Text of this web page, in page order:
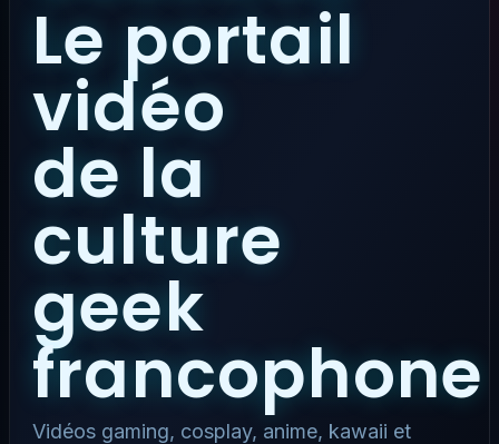
Le portail
vidéo
de la
culture
geek
francophone
Vidéos gaming, cosplay, anime, kawaii et